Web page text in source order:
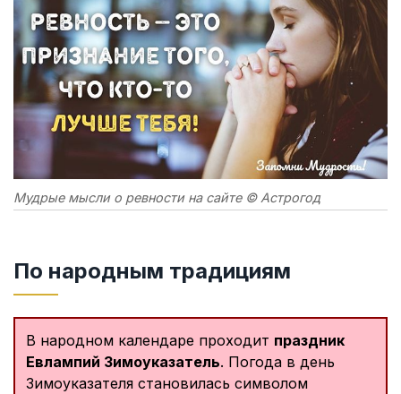
Мудрые мысли о ревности на сайте © Астрогод
По народным традициям
В народном календаре проходит праздник
Евлампий Зимоуказатель. Погода в день
Зимоуказателя становилась символом